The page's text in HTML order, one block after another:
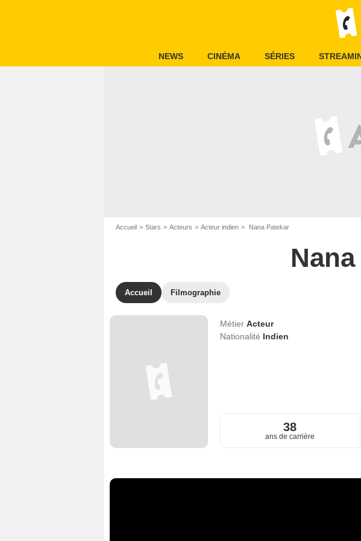
NEWS CINÉMA SÉRIES
Accueil Stars Acteurs Acteur indien Nana Patekar
Accueil Filmographie
Métier Acteur
Nationalité Indien
38
ans de carrière